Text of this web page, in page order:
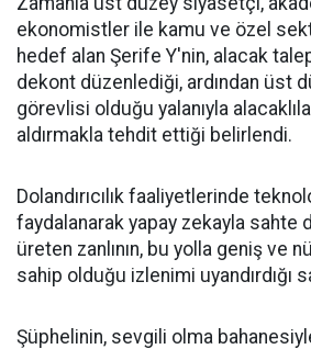
ekonomistler ile kamu ve özel
hedef alan Şerife Y'nin, alacak
dekont düzenlediği, ardından üst
görevlisi olduğu yalanıyla
aldırmakla tehdit ettiği belirlendi.
Dolandırıcılık faaliyetlerinde
faydalanarak yapay zekayla sahte
üreten zanlının, bu yolla geniş ve
sahip olduğu izlenimi uyandırdığı
Şüphelinin, sevgili olma